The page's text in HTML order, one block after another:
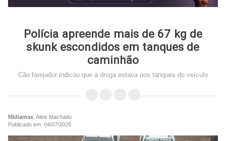
Polícia apreende mais de 67 kg de
skunk escondidos em tanques de
caminhão
Cão farejador indicou que a droga estava nos tanques do veículo
Midiamax , Aline Machado
Publicado em: 04/07/2026